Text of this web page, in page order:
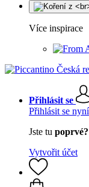
Více inspirace
Přihlásit se
Přihlásit se nyní
Jste tu poprvé?
Vytvořit účet